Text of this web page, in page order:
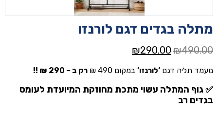
מתלה בגדים דגם לורנזו
₪490.00
המחיר
היה:
₪490.00.
₪290.00
הוא:
₪290.00.
מעמד תליה דגם ‘לורנזו’ במקום 490 ₪ רק ב – 290 ₪ !!
✅ גוף המתלה עשוי מתכת מחוזקת המיועדת לעומס
בגדים רב